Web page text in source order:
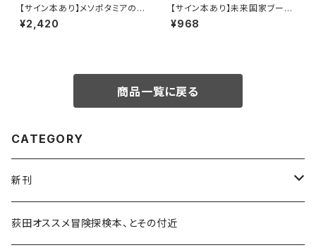
【サイン本あり】メソポタミアの
ボート三人男
¥2,420
【サイン本あり】未来国家ブータ
ン
¥968
商品一覧に戻る
CATEGORY
新刊
和書
荻田オススメ冒険探検本、とその付近